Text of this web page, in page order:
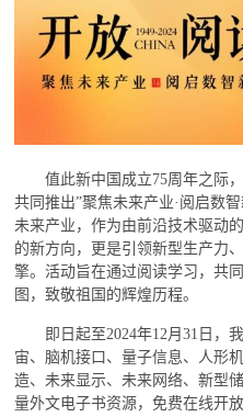
值此新中国成立75周年之际
共同推出”聚焦未来产业· 阅启数
未来产业，作为由前沿技术驱动
的新方向，更是引领新型生产力
擎。活动旨在通过阅读学习，共
图，致敬祖国的辉煌历程。
即日起至2024年12 月31 日，
宙、脑机接口、量子信息、人形
造、未来显示、未来网络、新型
量外文电子书资源，免费在线开放